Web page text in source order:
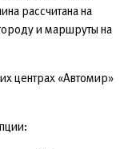
рассчитана на
и маршруты на
центрах «Автомир»